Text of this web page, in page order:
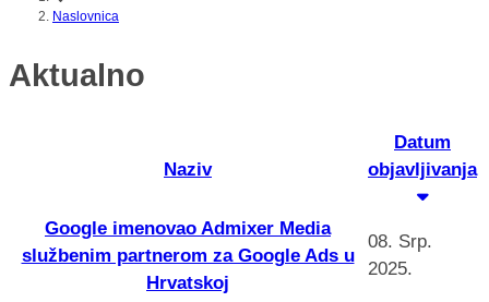
Naslovnica
Aktualno
Naziv
Datum
objavljivanja
Google imenovao Admixer Media
službenim partnerom za Google Ads u
Hrvatskoj
08. Srp.
2025.